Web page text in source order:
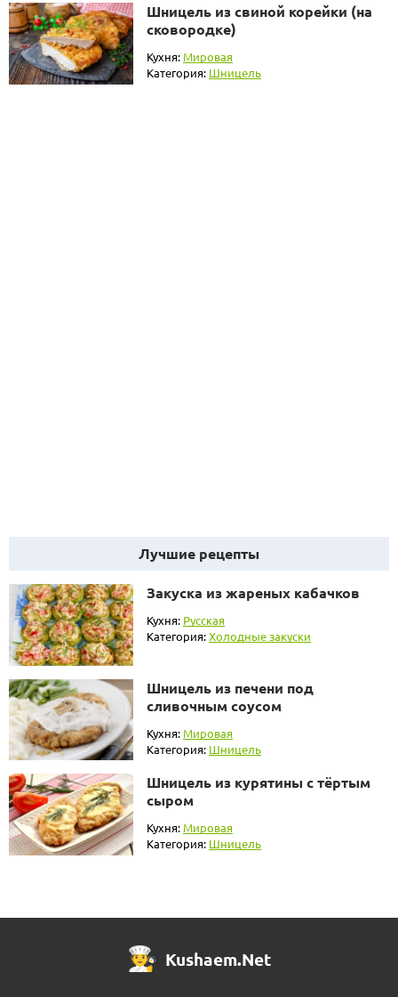
Шницель из свиной корейки (на
сковородке)
Кухня: Мировая
Категория: Шницель
Лучшие рецепты
Закуска из жареных кабачков
Кухня: Русская
Категория:Холодные закуски
Шницель из печени под
сливочным соусом
Кухня: Мировая
Категория: Шницель
Шницель из курятины с тёртым
сыром
Кухня:Мировая
Категория: Шницель
Kushaem.Net